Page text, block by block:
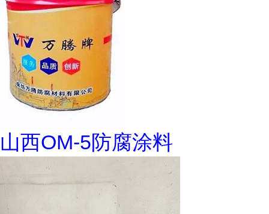
山西OM-5防腐涂料